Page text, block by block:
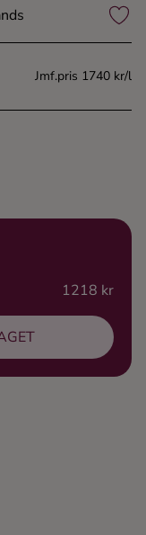
Jmf.pris 1740 kr/l
1218 kr